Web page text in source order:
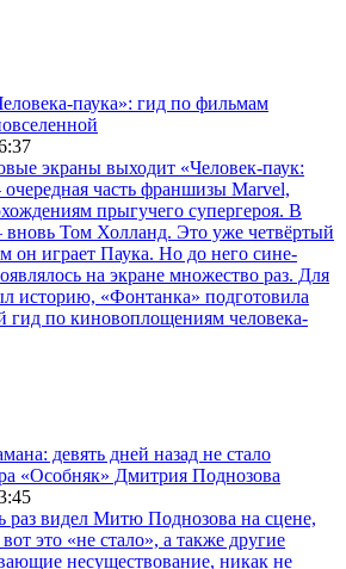
паука»: гид по фильмам
экраны выходит «Человек-паук:
часть франшизы Marvel,
прыгучего супергероя. В
Том Холланд. Это уже четвёртый
он играет Паука. Но до него сине-
на экране множество раз. Для
историю, «Фонтанка» подготовила
по киновоплощениям человека-
девять дней назад не стало
«Особняк» Дмитрия Поднозова
раз видел Митю Поднозова на сцене,
это «не стало», а также другие
несуществование, никак не